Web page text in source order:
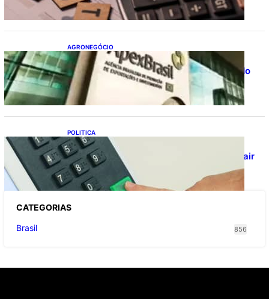
AGRONEGÓCIO
Outlook Agro Brasil: planejamento e
inovação pautam debates sobre futuro do
agronegócio
POLITICA
Viracasacas? Em 2022, 259 municípios
votaram mais em Lula no 1º turno e em Jair
no 2º
CATEGORIAS
Brasil
856